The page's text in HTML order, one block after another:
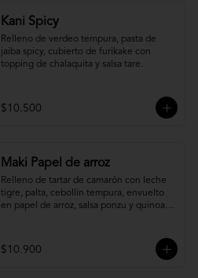
Kani Spicy
Relleno de verdeo tempura, pasta de
jaiba spicy, cubierto de furikake con
topping de chalaquita y salsa tare.
$10.500
Maki Papel de arroz
Relleno de tartar de camarón con leche
tigre, palta, cebollín tempura, envuelto
en papel de arroz, salsa ponzu y quinoa
$10.900